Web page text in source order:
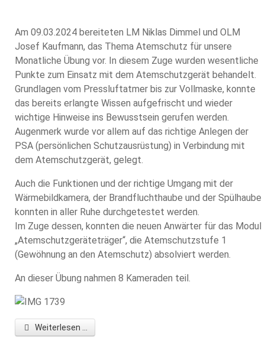
Am 09.03.2024 bereiteten LM Niklas Dimmel und OLM
Josef Kaufmann, das Thema Atemschutz für unsere
Monatliche Übung vor. In diesem Zuge wurden wesentliche
Punkte zum Einsatz mit dem Atemschutzgerät behandelt.
Grundlagen vom Pressluftatmer bis zur Vollmaske, konnte
das bereits erlangte Wissen aufgefrischt und wieder
wichtige Hinweise ins Bewusstsein gerufen werden.
Augenmerk wurde vor allem auf das richtige Anlegen der
PSA (persönlichen Schutzausrüstung) in Verbindung mit
dem Atemschutzgerät, gelegt.
Auch die Funktionen und der richtige Umgang mit der
Wärmebildkamera, der Brandfluchthaube und der Spülhaube
konnten in aller Ruhe durchgetestet werden.
Im Zuge dessen, konnten die neuen Anwärter für das Modul
„Atemschutzgeräteträger“, die Atemschutzstufe 1
(Gewöhnung an den Atemschutz) absolviert werden.
An dieser Übung nahmen 8 Kameraden teil.
Weiterlesen ...